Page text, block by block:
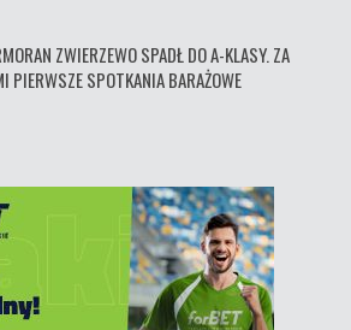
ZWIERZEWO SPADŁ DO A-KLASY. ZA
PIERWSZE SPOTKANIA BARAŻOWE